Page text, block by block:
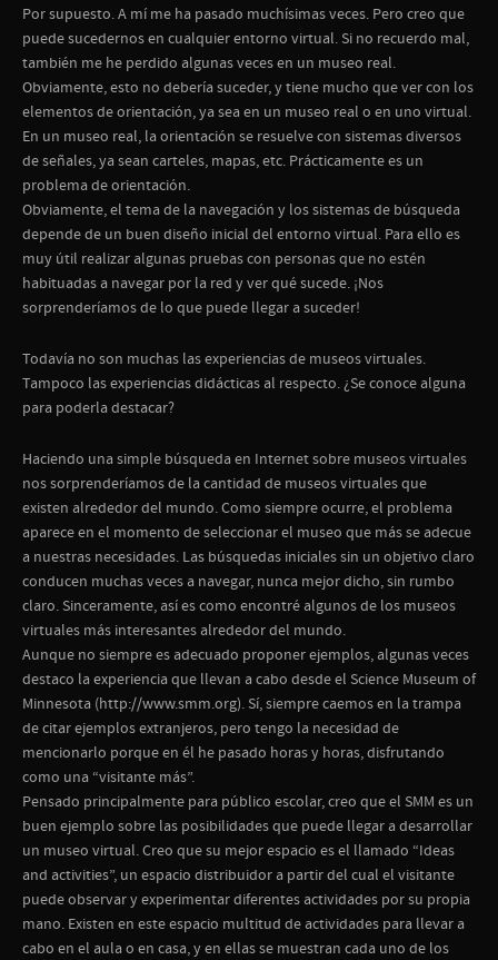
Por supuesto. A mí me ha pasado muchísimas veces. Pero creo que
puede sucedernos en cualquier entorno virtual. Si no recuerdo mal,
también me he perdido algunas veces en un museo real.
Obviamente, esto no debería suceder, y tiene mucho que ver con los
elementos de orientación, ya sea en un museo real o en uno virtual.
En un museo real, la orientación se resuelve con sistemas diversos
de señales, ya sean carteles, mapas, etc. Prácticamente es un
problema de orientación.
Obviamente, el tema de la navegación y los sistemas de búsqueda
depende de un buen diseño inicial del entorno virtual. Para ello es
muy útil realizar algunas pruebas con personas que no estén
habituadas a navegar por la red y ver qué sucede. ¡Nos
sorprenderíamos de lo que puede llegar a suceder!
Todavía no son muchas las experiencias de museos virtuales.
Tampoco las experiencias didácticas al respecto. ¿Se conoce alguna
para poderla destacar?
Haciendo una simple búsqueda en Internet sobre museos virtuales
nos sorprenderíamos de la cantidad de museos virtuales que
existen alrededor del mundo. Como siempre ocurre, el problema
aparece en el momento de seleccionar el museo que más se adecue
a nuestras necesidades. Las búsquedas iniciales sin un objetivo claro
conducen muchas veces a navegar, nunca mejor dicho, sin rumbo
claro. Sinceramente, así es como encontré algunos de los museos
virtuales más interesantes alrededor del mundo.
Aunque no siempre es adecuado proponer ejemplos, algunas veces
destaco la experiencia que llevan a cabo desde el Science Museum of
Minnesota (http://www.smm.org). Sí, siempre caemos en la trampa
de citar ejemplos extranjeros, pero tengo la necesidad de
mencionarlo porque en él he pasado horas y horas, disfrutando
como una “visitante más”.
Pensado principalmente para público escolar, creo que el SMM es un
buen ejemplo sobre las posibilidades que puede llegar a desarrollar
un museo virtual. Creo que su mejor espacio es el llamado “Ideas
and activities”, un espacio distribuidor a partir del cual el visitante
puede observar y experimentar diferentes actividades por su propia
mano. Existen en este espacio multitud de actividades para llevar a
cabo en el aula o en casa, y en ellas se muestran cada uno de los